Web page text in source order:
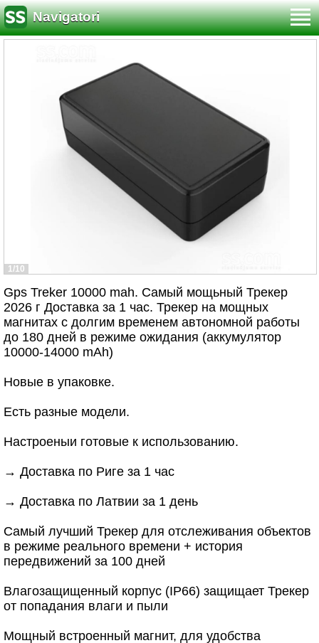
Navigatori
1/10
Gps Treker 10000 mah. Самый мощьный Трекер
2026 г Доставка за 1 час. Трекер на мощных
магнитах с долгим временем автономной работы
до 180 дней в режиме ожидания (аккумулятор
10000-14000 mAh)
Новые в упаковке.
Есть разные модели.
Настроеныи готовые к использованию.
→ Доставка по Риге за 1 час
→ Доставка по Латвии за 1 день
Самый лучший Трекер для отслеживания объектов
в режиме реального времени + история
передвижений за 100 дней
Влагозащищенный корпус (IP66) защищает Трекер
от попадания влаги и пыли
Мощный встроенный магнит, для удобства